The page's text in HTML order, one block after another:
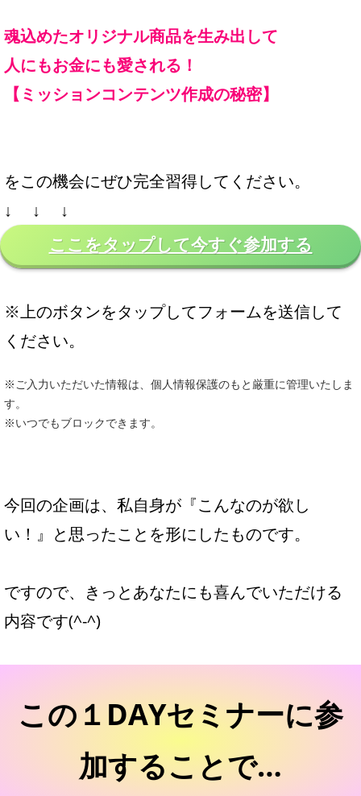
魂込めたオリジナル商品を生み出して
人にもお金にも愛される！
【ミッションコンテンツ作成の秘密】
をこの機会にぜひ完全習得してください。
↓ ↓ ↓
ここをタップして今すぐ参加する
※上のボタンをタップしてフォームを送信して
ください。
※ご入力いただいた情報は、個人情報保護のもと厳重に管理いたしま
す。
※いつでもブロックできます。
今回の企画は、私自身が『こんなのが欲し
い！』と思ったことを形にしたものです。
ですので、きっとあなたにも喜んでいただける
内容です(^-^)
この１DAYセミナーに参
加することで…